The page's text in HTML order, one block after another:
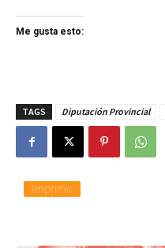
Me gusta esto:
TAGS Diputación Provincial
Imprimir